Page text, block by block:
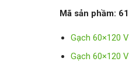
Mã sản phầm:
Gạch 60×120
Gạch 60×120